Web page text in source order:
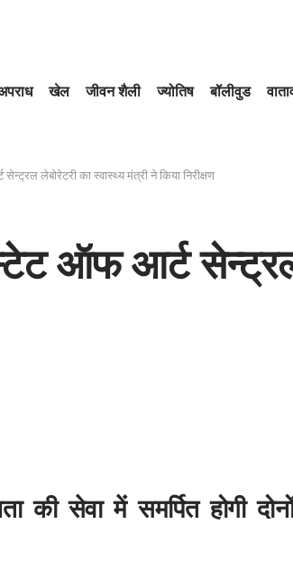
खेल जीवन शैली ज्योतिष बॉलीवुड
लेबोरेटरी का स्वास्थ्य मंत्री ने किया निरीक्षण
ऑफ आर्ट सेन्ट्रल
की सेवा में समर्पित होगी